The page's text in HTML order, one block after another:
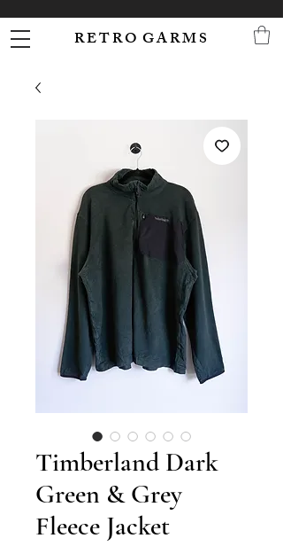
R E T R O G A R M S
Timberland Dark
Green & Grey
Fleece Jacket